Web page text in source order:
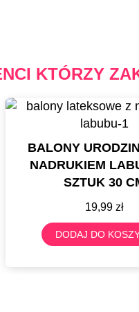
KTÓRZY
BALONY
NADRUKIEM
SZTUK 30
19,99 zł
DODAJ DO